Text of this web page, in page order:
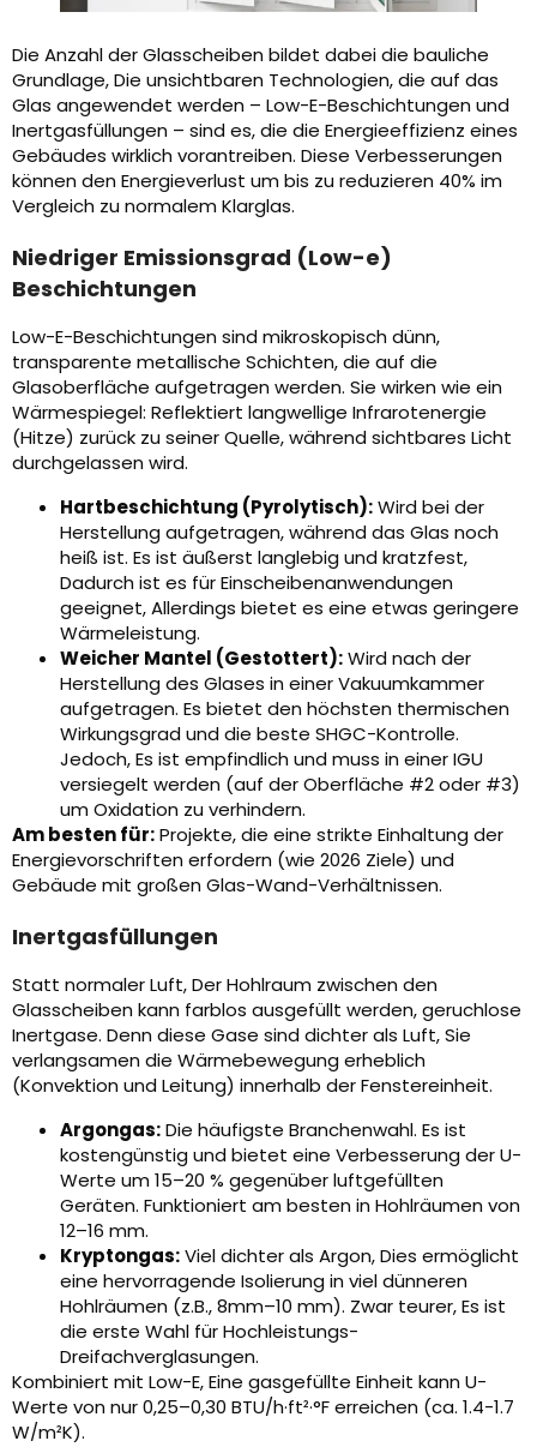
Die Anzahl der Glasscheiben bildet dabei die bauliche
Grundlage, Die unsichtbaren Technologien, die auf das
Glas angewendet werden – Low-E-Beschichtungen und
Inertgasfüllungen – sind es, die die Energieeffizienz eines
Gebäudes wirklich vorantreiben. Diese Verbesserungen
können den Energieverlust um bis zu reduzieren 40% im
Vergleich zu normalem Klarglas.
Niedriger Emissionsgrad (Low-e)
Beschichtungen
Low-E-Beschichtungen sind mikroskopisch dünn,
transparente metallische Schichten, die auf die
Glasoberfläche aufgetragen werden. Sie wirken wie ein
Wärmespiegel: Reflektiert langwellige Infrarotenergie
(Hitze) zurück zu seiner Quelle, während sichtbares Licht
durchgelassen wird.
Hartbeschichtung (Pyrolytisch):Wird bei der
Herstellung aufgetragen, während das Glas noch
heiß ist. Es ist äußerst langlebig und kratzfest,
Dadurch ist es für Einscheibenanwendungen
geeignet, Allerdings bietet es eine etwas geringere
Wärmeleistung.
Weicher Mantel (Gestottert):Wird nach der
Herstellung des Glases in einer Vakuumkammer
aufgetragen. Es bietet den höchsten thermischen
Wirkungsgrad und die beste SHGC-Kontrolle.
Jedoch, Es ist empfindlich und muss in einer IGU
versiegelt werden (auf der Oberfläche #2 oder #3)
um Oxidation zu verhindern.
Am besten für:Projekte, die eine strikte Einhaltung der
Energievorschriften erfordern (wie 2026 Ziele) und
Gebäude mit großen Glas-Wand-Verhältnissen.
Inertgasfüllungen
Statt normaler Luft, Der Hohlraum zwischen den
Glasscheiben kann farblos ausgefüllt werden, geruchlose
Inertgase. Denn diese Gase sind dichter als Luft, Sie
verlangsamen die Wärmebewegung erheblich
(Konvektion und Leitung) innerhalb der Fenstereinheit.
Argongas:Die häufigste Branchenwahl. Es ist
kostengünstig und bietet eine Verbesserung der U-
Werte um 15–20 % gegenüber luftgefüllten
Geräten. Funktioniert am besten in Hohlräumen von
12–16 mm.
Kryptongas:Viel dichter als Argon, Dies ermöglicht
eine hervorragende Isolierung in viel dünneren
Hohlräumen (z.B., 8mm–10 mm). Zwar teurer, Es ist
die erste Wahl für Hochleistungs-
Dreifachverglasungen.
Kombiniert mit Low-E, Eine gasgefüllte Einheit kann U-
Werte von nur 0,25–0,30 BTU/h·ft²·°F erreichen (ca. 1.4-1.7
W/m²K).